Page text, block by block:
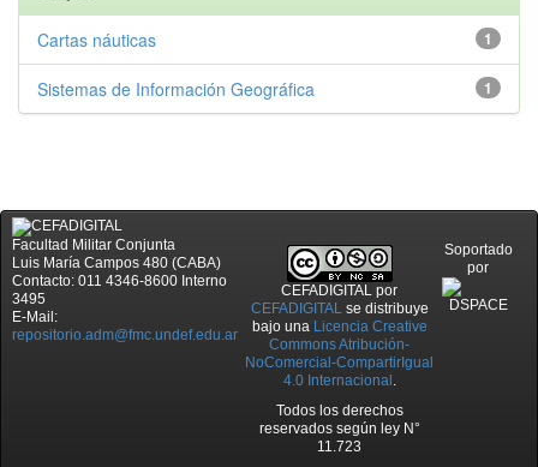
1
Cartas náuticas
1
Sistemas de Información Geográfica
Facultad Militar Conjunta
Luis María Campos 480 (CABA)
Contacto: 011 4346-8600 Interno
3495
E-Mail:
repositorio.adm@fmc.undef.edu.ar
CEFADIGITAL por
CEFADIGITALse distribuye
bajo una Licencia Creative
Commons Atribución-
NoComercial-CompartirIgual
4.0 Internacional .
Todos los derechos
reservados según ley N°
11.723
Soportado
por